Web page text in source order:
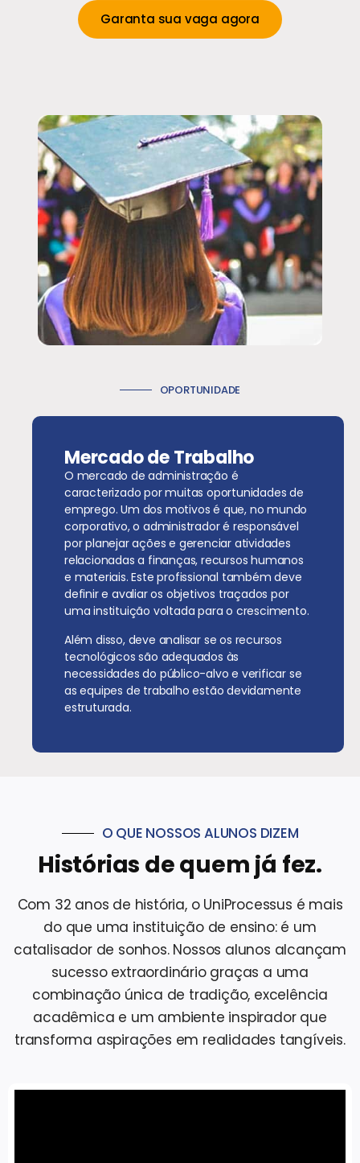
Garanta sua vaga agora
OPORTUNIDADE
Mercado de Trabalho
O mercado de administração é
caracterizado por muitas oportunidades de
emprego. Um dos motivos é que, no mundo
corporativo, o administrador é responsável
por planejar ações e gerenciar atividades
relacionadas a finanças, recursos humanos
e materiais. Este profissional também deve
definir e avaliar os objetivos traçados por
uma instituição voltada para o crescimento.
Além disso, deve analisar se os recursos
tecnológicos são adequados às
necessidades do público-alvo e verificar se
as equipes de trabalho estão devidamente
estruturada.
O QUE NOSSOS ALUNOS DIZEM
Histórias de quem já fez.
Com 32 anos de história, o UniProcessus é mais
do que uma instituição de ensino: é um
catalisador de sonhos. Nossos alunos alcançam
sucesso extraordinário graças a uma
combinação única de tradição, excelência
acadêmica e um ambiente inspirador que
transforma aspirações em realidades tangíveis.